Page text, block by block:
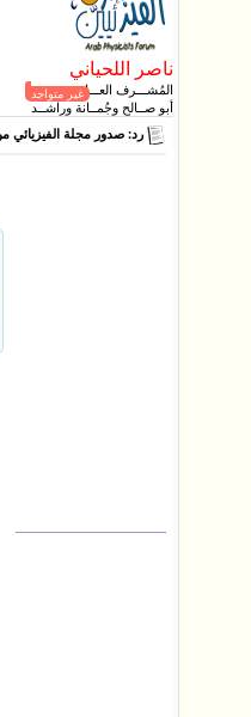
ناصر اللحياني
غير متواجدالمُشـــرف العـــام
أبو صــالح وجُمــانة وراشــد
رد: صدور مجلة الفيزيائي